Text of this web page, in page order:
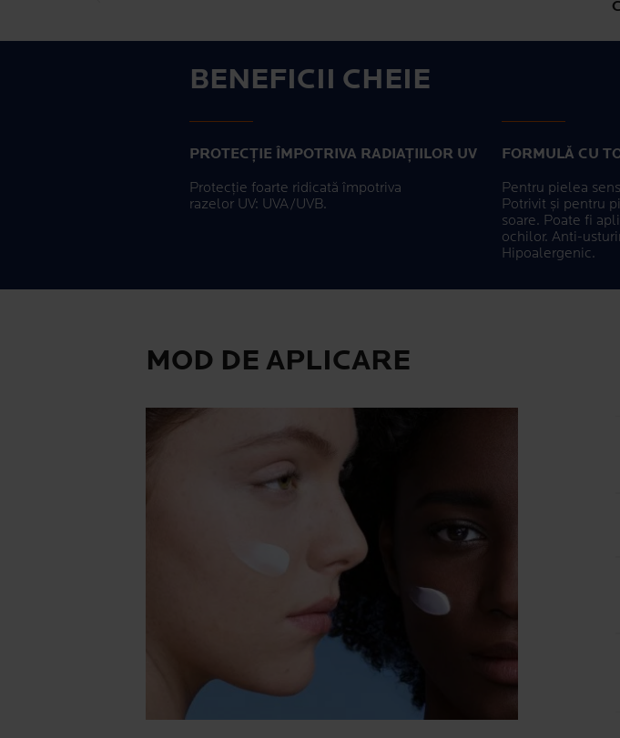
Următoarea
BENEFICII CHEIE
PROTECȚIE ÎMPOTRIVA RADIAȚIILOR UV
Protecție foarte ridicată împotriva
razelor UV: UVA/UVB.
FORMULĂ CU
Pentru pielea
Potrivit și pentru
soare. Poate fi
ochilor. Anti-
Hipoalergenic.
MOD DE APLICARE